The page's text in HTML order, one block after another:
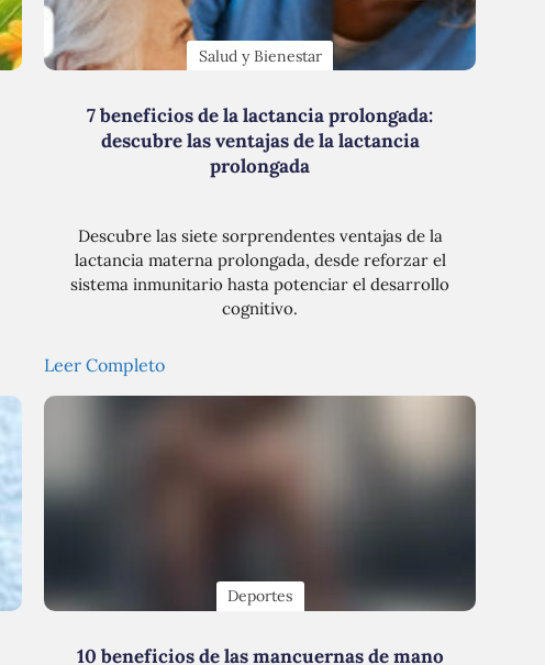
Salud y Bienestar
7 beneficios de la lactancia prolongada:
descubre las ventajas de la lactancia
prolongada
Descubre las siete sorprendentes ventajas de la
lactancia materna prolongada, desde reforzar el
sistema inmunitario hasta potenciar el desarrollo
cognitivo.
Leer Completo
Deportes
10 beneficios de las mancuernas de mano